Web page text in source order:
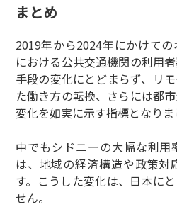
まとめ
2019年から2024年にかけて
における公共交通機関の利用
手段の変化にとどまらず、リ
た働き方の転換、さらには都
変化を如実に示す指標となりま
中でもシドニーの大幅な利用
は、地域の経済構造や政策対
す。こうした変化は、日本に
せん。